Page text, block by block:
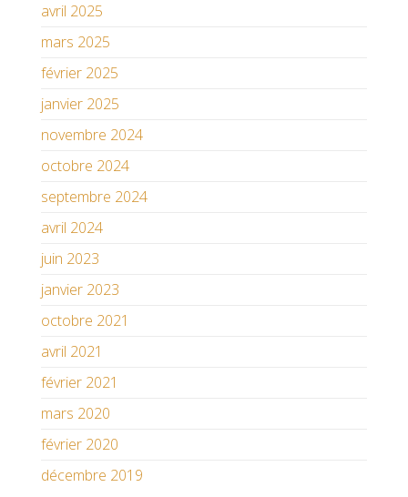
avril 2025
mars 2025
février 2025
janvier 2025
novembre 2024
octobre 2024
septembre 2024
avril 2024
juin 2023
janvier 2023
octobre 2021
avril 2021
février 2021
mars 2020
février 2020
décembre 2019